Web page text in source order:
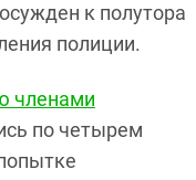
к полутора
полиции.
членами
по четырем